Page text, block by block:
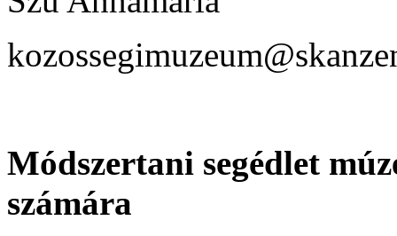
Módszertani segédlet
számára